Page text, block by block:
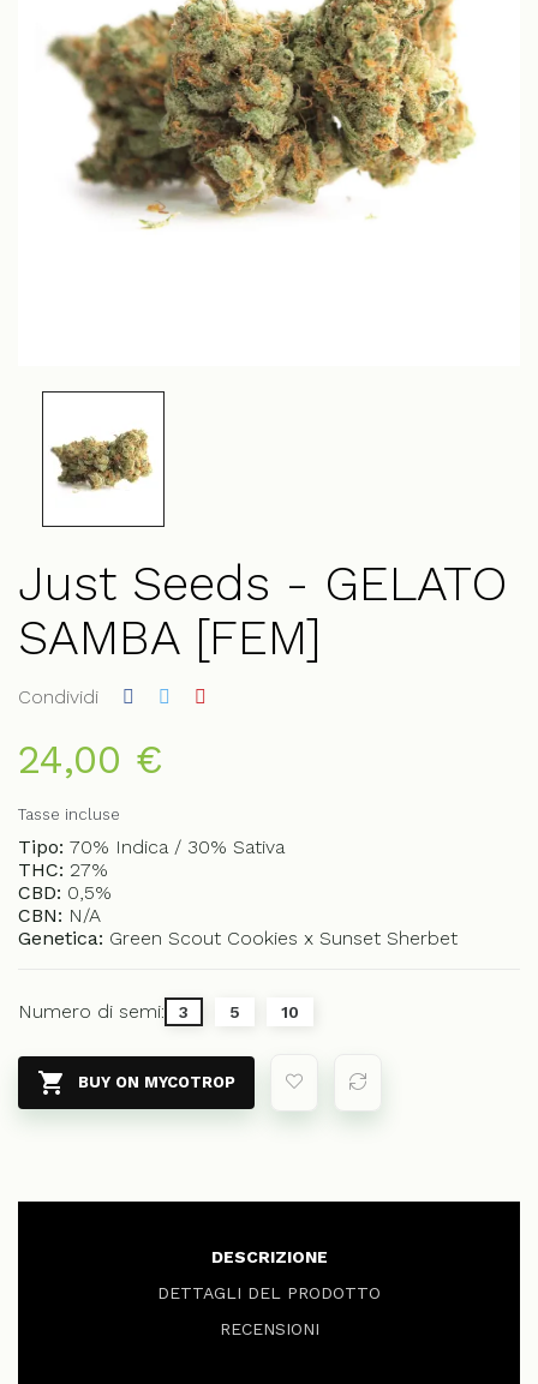
Just Seeds - GELATO
SAMBA [FEM]
Condividi
24,00 €
Tasse incluse
Tipo: 70% Indica / 30% Sativa
THC: 27%
CBD: 0,5%
CBN: N/A
Genetica: Green Scout Cookies x Sunset Sherbet
Numero di semi: 3 5 10
 BUY ON MYCOTROP
DESCRIZIONE
DETTAGLI DEL PRODOTTO
RECENSIONI